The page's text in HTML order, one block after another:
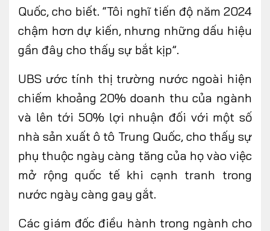
Quốc, cho biết. “Tôi nghĩ tiến độ năm 2024
chậm hơn dự kiến, nhưng những dấu hiệu
gần đây cho thấy sự bắt kịp”.
UBS ước tính thị trường nước ngoài hiện
chiếm khoảng 20% doanh thu của ngành
và lên tới 50% lợi nhuận đối với một số
nhà sản xuất ô tô Trung Quốc, cho thấy sự
phụ thuộc ngày càng tăng của họ vào việc
mở rộng quốc tế khi cạnh tranh trong
nước ngày càng gay gắt.
Các giám đốc điều hành trong ngành cho